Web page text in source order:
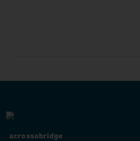
acrossabridge